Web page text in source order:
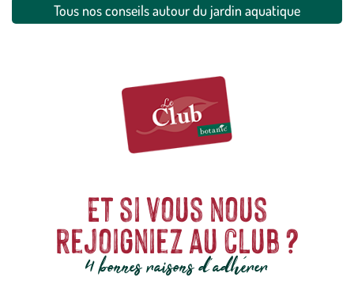
En savoir plus
Tous nos conseils autour du jardin aquatique
Et si vous nous
rejoigniez au club ?
4 bonnes raisons d'adhérer